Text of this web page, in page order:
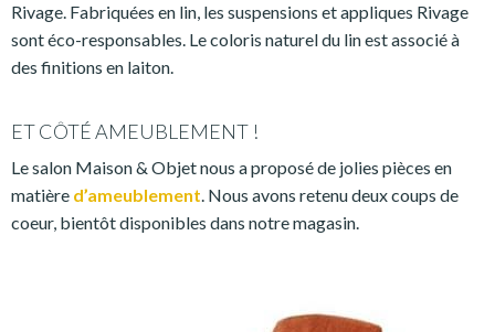
Rivage. Fabriquées en lin, les suspensions et appliques Rivage
sont éco-responsables. Le coloris naturel du lin est associé à
des finitions en laiton.
ET CÔTÉ AMEUBLEMENT !
Le salon Maison & Objet nous a proposé de jolies pièces en
matière d’ameublement. Nous avons retenu deux coups de
coeur, bientôt disponibles dans notre magasin.